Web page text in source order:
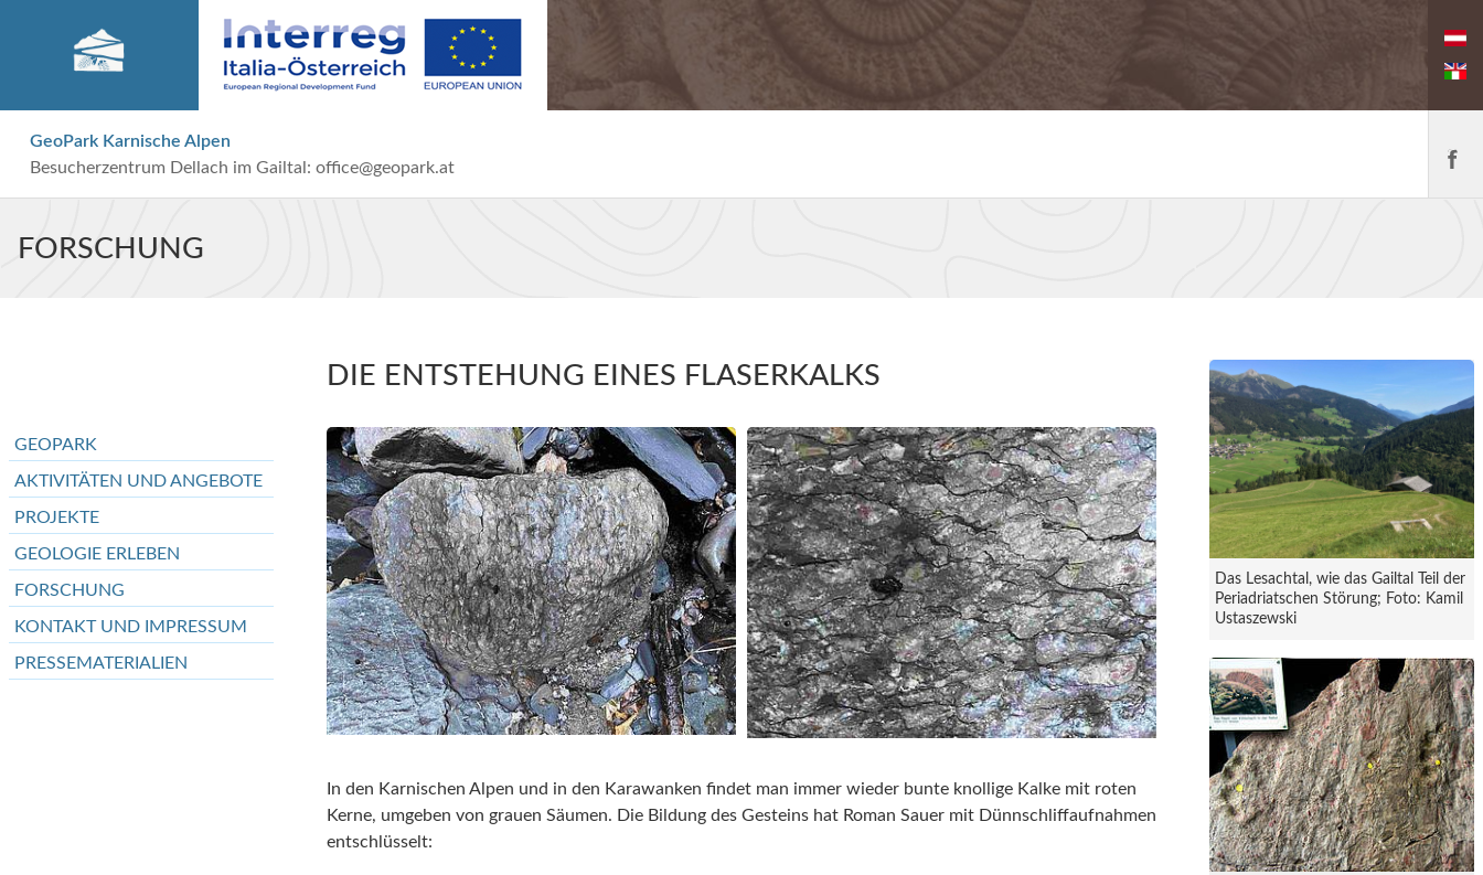
GeoPark Karnische Alpen
Besucherzentrum Dellach im Gailtal: office@geopark.at
FORSCHUNG
GEOPARK
AKTIVITÄTEN UND ANGEBOTE
PROJEKTE
GEOLOGIE ERLEBEN
FORSCHUNG
KONTAKT UND IMPRESSUM
PRESSEMATERIALIEN
DIE ENTSTEHUNG EINES FLASERKALKS
In den Karnischen Alpen und in den Karawanken findet man immer wieder bunte knollige Kalke mit roten
Kerne, umgeben von grauen Säumen. Die Bildung des Gesteins hat Roman Sauer mit Dünnschliffaufnahmen
entschlüsselt:
Das Lesachtal, wie das Gailtal Teil der
Periadriatschen Störung; Foto: Kamil
Ustaszewski